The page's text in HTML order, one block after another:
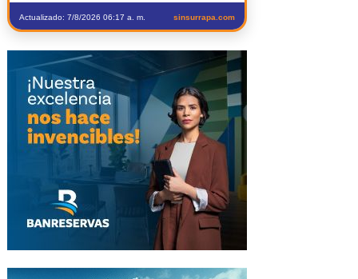
Actualizado: 7/8/2026 06:17 a. m. sinsurrapa.com